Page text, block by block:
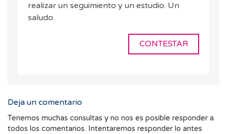
realizar un seguimiento y un estudio. Un
saludo.
CONTESTAR
Deja un comentario
Tenemos muchas consultas y no nos es posible responder a
todos los comentarios. Intentaremos responder lo antes